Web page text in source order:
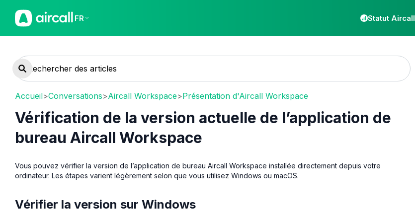
FR Statut Aircall
Accueil>Conversations>Aircall Workspace>Présentation d'Aircall Workspace
Vérification de la version actuelle de l’application de
bureau Aircall Workspace
Vous pouvez vérifier la version de l’application de bureau Aircall Workspace installée directement depuis votre
ordinateur. Les étapes varient légèrement selon que vous utilisez Windows ou macOS.
Vérifier la version sur Windows